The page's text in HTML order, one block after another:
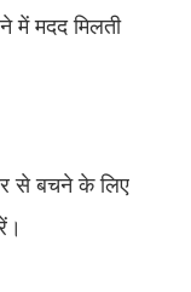
में मदद मिलती
से बचने के लिए